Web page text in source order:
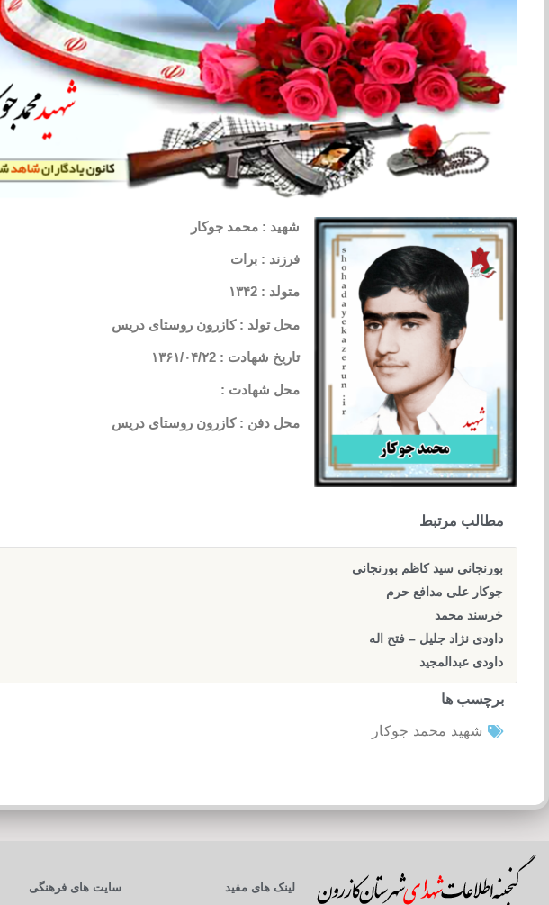
شهید : محمد جوکار
فرزند : برات
متولد : ۱۳۴2
محل تولد : کازرون روستای دریس
تاریخ شهادت : ۱۳۶۱/۰۴/۲2
محل شهادت :
محل دفن : کازرون روستای دریس
مطالب مرتبط
بورنجانی سید کاظم بورنجانی
جوکار علی مدافع حرم
خرسند محمد
داودی نژاد جلیل – فتح اله
داودی عبدالمجید
برچسب ها
شهید محمد جوکار
لینک های مفید سایت های فرهنگی